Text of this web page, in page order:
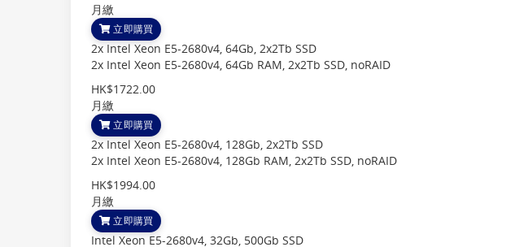
月繳
立即購買
2x Intel Xeon E5-2680v4, 64Gb, 2x2Tb SSD
2x Intel Xeon E5-2680v4, 64Gb RAM, 2x2Tb SSD, noRAID
HK$1722.00
月繳
立即購買
2x Intel Xeon E5-2680v4, 128Gb, 2x2Tb SSD
2x Intel Xeon E5-2680v4, 128Gb RAM, 2x2Tb SSD, noRAID
HK$1994.00
月繳
立即購買
Intel Xeon E5-2680v4, 32Gb, 500Gb SSD